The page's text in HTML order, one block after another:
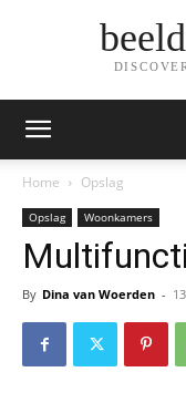
Home Opslag
Opslag Woonkamers
By Dina van Woerden -